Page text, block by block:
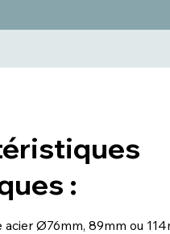
:
acier Ø76mm, 89mm ou